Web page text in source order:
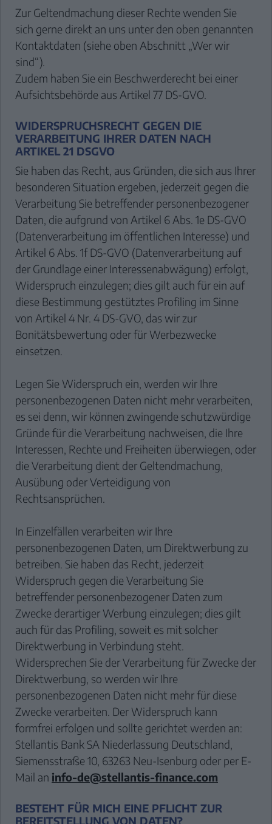
Zur Geltendmachung dieser Rechte wenden Sie
sich gerne direkt an uns unter den oben genannten
Kontaktdaten (siehe oben Abschnitt „Wer wir
sind“).
Zudem haben Sie ein Beschwerderecht bei einer
Aufsichtsbehörde aus Artikel 77 DS-GVO.
WIDERSPRUCHSRECHT GEGEN DIE
VERARBEITUNG IHRER DATEN NACH
ARTIKEL 21 DSGVO
Sie haben das Recht, aus Gründen, die sich aus Ihrer
besonderen Situation ergeben, jederzeit gegen die
Verarbeitung Sie betreffender personenbezogener
Daten, die aufgrund von Artikel 6 Abs. 1e DS-GVO
(Datenverarbeitung im öffentlichen Interesse) und
Artikel 6 Abs. 1f DS-GVO (Datenverarbeitung auf
der Grundlage einer Interessenabwägung) erfolgt,
Widerspruch einzulegen; dies gilt auch für ein auf
diese Bestimmung gestütztes Profiling im Sinne
von Artikel 4 Nr. 4 DS-GVO, das wir zur
Bonitätsbewertung oder für Werbezwecke
einsetzen.
Legen Sie Widerspruch ein, werden wir Ihre
personenbezogenen Daten nicht mehr verarbeiten,
es sei denn, wir können zwingende schutzwürdige
Gründe für die Verarbeitung nachweisen, die Ihre
Interessen, Rechte und Freiheiten überwiegen, oder
die Verarbeitung dient der Geltendmachung,
Ausübung oder Verteidigung von
Rechtsansprüchen.
In Einzelfällen verarbeiten wir Ihre
personenbezogenen Daten, um Direktwerbung zu
betreiben. Sie haben das Recht, jederzeit
Widerspruch gegen die Verarbeitung Sie
betreffender personenbezogener Daten zum
Zwecke derartiger Werbung einzulegen; dies gilt
auch für das Profiling, soweit es mit solcher
Direktwerbung in Verbindung steht.
Widersprechen Sie der Verarbeitung für Zwecke der
Direktwerbung, so werden wir Ihre
personenbezogenen Daten nicht mehr für diese
Zwecke verarbeiten. Der Widerspruch kann
formfrei erfolgen und sollte gerichtet werden an:
Stellantis Bank SA Niederlassung Deutschland,
Siemensstraße 10, 63263 Neu-Isenburg oder per E-
Mail an info-de@stellantis-finance.com
BESTEHT FÜR MICH EINE PFLICHT ZUR
BEREITSTELLUNG VON DATEN?